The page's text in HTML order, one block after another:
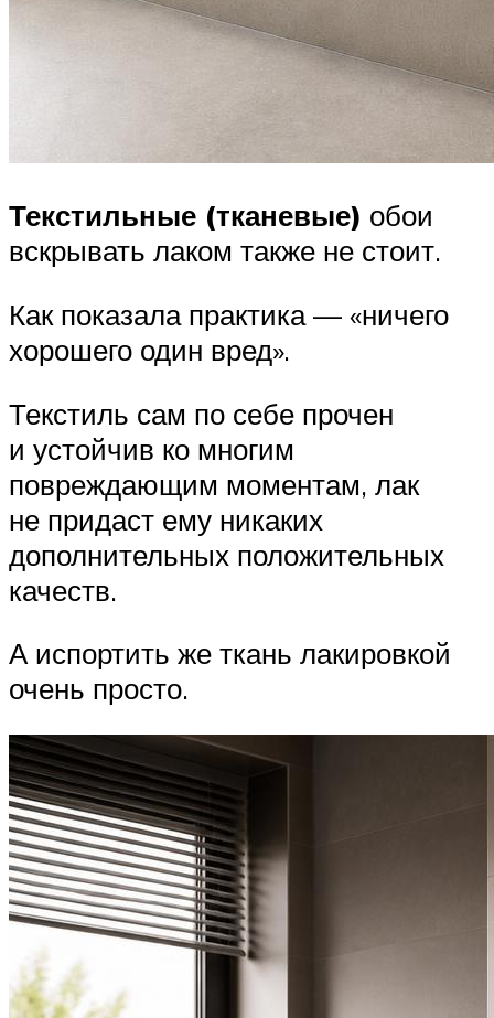
Текстильные (тканевые) обои
вскрывать лаком также не стоит.
Как показала практика — «ничего
хорошего один вред».
Текстиль сам по себе прочен
и устойчив ко многим
повреждающим моментам, лак
не придаст ему никаких
дополнительных положительных
качеств.
А испортить же ткань лакировкой
очень просто.